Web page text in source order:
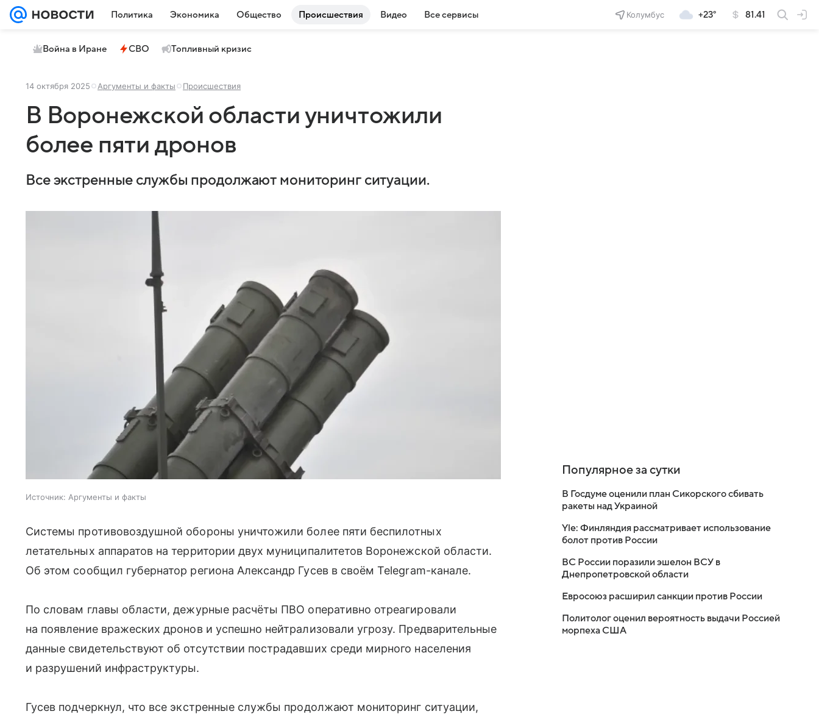
Политика Экономика Общество Происшествия Видео Все сервисы Колумбус +23° 81.41
Война в Иране СВО Топливный кризис
14 октября 2025 Аргументы и факты Происшествия
В Воронежской области уничтожили
более пяти дронов
Все экстренные службы продолжают мониторинг ситуации.
Источник: Аргументы и факты
Системы противовоздушной обороны уничтожили более пяти беспилотных
летательных аппаратов на территории двух муниципалитетов Воронежской области.
Об этом сообщил губернатор региона Александр Гусев в своём Telegram-канале.
По словам главы области, дежурные расчёты ПВО оперативно отреагировали
на появление вражеских дронов и успешно нейтрализовали угрозу. Предварительные
данные свидетельствуют об отсутствии пострадавших среди мирного населения
и разрушений инфраструктуры.
Гусев подчеркнул, что все экстренные службы продолжают мониторинг ситуации,
Популярное за сутки
В Госдуме оценили план Сикорского сбивать
ракеты над Украиной
Yle: Финляндия рассматривает использование
болот против России
ВС России поразили эшелон ВСУ в
Днепропетровской области
Евросоюз расширил санкции против России
Политолог оценил вероятность выдачи Россией
морпеха США